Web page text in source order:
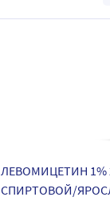
ЛЕВОМИЦЕТИН
СПИРТОВОЙ/